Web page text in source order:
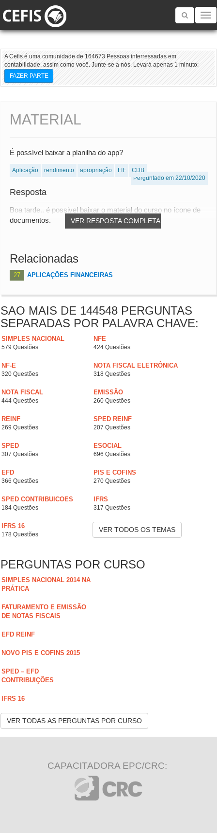
Toggle
A Cefis é uma comunidade de 164673 Pessoas interressadas em
contabilidade, assim como você. Junte-se a nós. Levará apenas 1 minuto:
FAZER PARTE
MATERIAL
É possível baixar a planilha do app?
Aplicação rendimento apropriação FIF
CDB
Perguntado em 22/10/2020
Resposta
VER RESPOSTA COMPLETA
Boa tarde.. é possivel baixar o material do curso no ícone de
documentos.
Relacionadas
27 APLICAÇÕES FINANCEIRAS
SAO MAIS DE 144548 PERGUNTAS
SEPARADAS POR PALAVRA CHAVE:
SIMPLES NACIONAL
579 Questões
NFE
424 Questões
NF-E
320 Questões
NOTA FISCAL ELETRÔNICA
318 Questões
NOTA FISCAL
444 Questões
EMISSÃO
260 Questões
REINF
269 Questões
SPED REINF
207 Questões
SPED
307 Questões
ESOCIAL
696 Questões
EFD
366 Questões
PIS E COFINS
270 Questões
SPED CONTRIBUICOES
184 Questões
IFRS
317 Questões
IFRS 16
178 Questões
VER TODOS OS TEMAS
PERGUNTAS POR CURSO
SIMPLES NACIONAL 2014 NA
PRÁTICA
FATURAMENTO E EMISSÃO
DE NOTAS FISCAIS
EFD REINF
NOVO PIS E COFINS 2015
SPED – EFD
CONTRIBUIÇÕES
IFRS 16
VER TODAS AS PERGUNTAS POR CURSO
CAPACITADORA EPC/CRC: